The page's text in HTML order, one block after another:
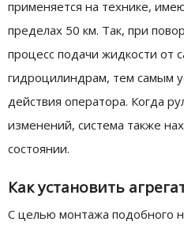
применяется на технике,
пределах 50 км. Так, при
процесс подачи жидкости от
гидроцилиндрам, тем самым
действия оператора. Когда
изменений, система также
состоянии.
Как установить
С целью монтажа подобного